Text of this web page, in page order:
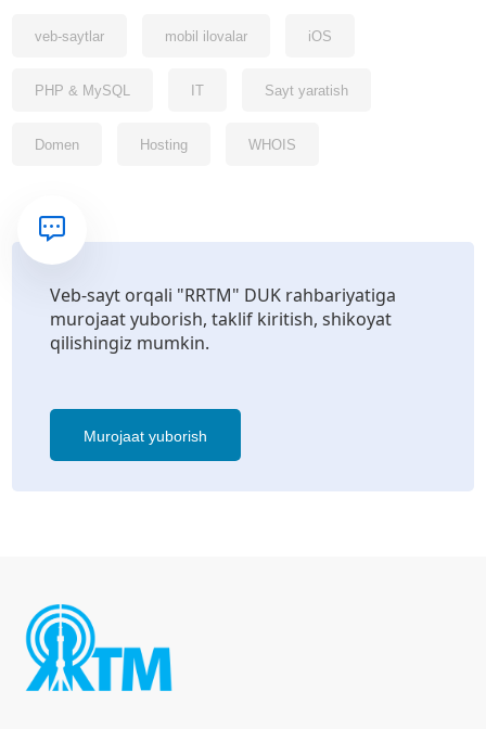
veb-saytlar mobil ilovalar iOS
PHP & MySQL IT Sayt yaratish
Domen Hosting WHOIS
Veb-sayt orqali "RRTM" DUK rahbariyatiga
murojaat yuborish, taklif kiritish, shikoyat
qilishingiz mumkin.
Murojaat yuborish